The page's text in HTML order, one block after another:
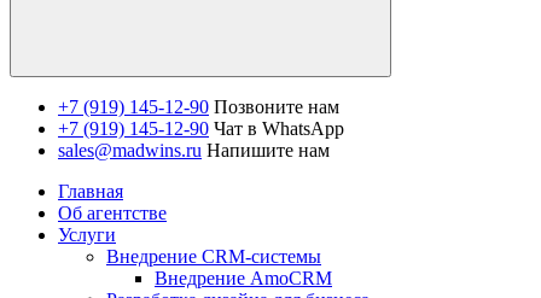
+7 (919) 145-12-90 Позвоните нам
+7 (919) 145-12-90 Чат в WhatsApp
sales@madwins.ru Напишите нам
Главная
Об агентстве
Услуги
Внедрение CRM-системы
Внедрение AmoCRM